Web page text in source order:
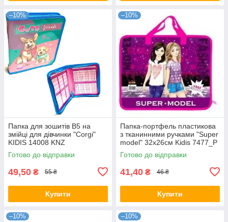
–10%
Папка для зошитів B5 на
змійці для дівчинки "Corgi"
KIDIS 14008 KNZ
Готово до відправки
49,50 ₴ 55 ₴
Купити
–10%
Папка-портфель пластикова
з тканинними ручками "Super
model" 32x26см Kidis 7477_P
сумка KNZ
Готово до відправки
41,40 ₴ 46 ₴
Купити
–10% –10%